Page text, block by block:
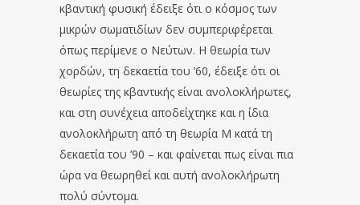
κβαντική φυσική έδειξε ότι ο κόσμος των
μικρών σωματιδίων δεν συμπεριφέρεται
όπως περίμενε ο Νεύτων. Η θεωρία των
χορδών, τη δεκαετία του ’60, έδειξε ότι οι
θεωρίες της κβαντικής είναι ανολοκλήρωτες,
και στη συνέχεια αποδείχτηκε και η ίδια
ανολοκλήρωτη από τη θεωρία Μ κατά τη
δεκαετία του ’90 – και φαίνεται πως είναι πια
ώρα να θεωρηθεί και αυτή ανολοκλήρωτη
πολύ σύντομα.